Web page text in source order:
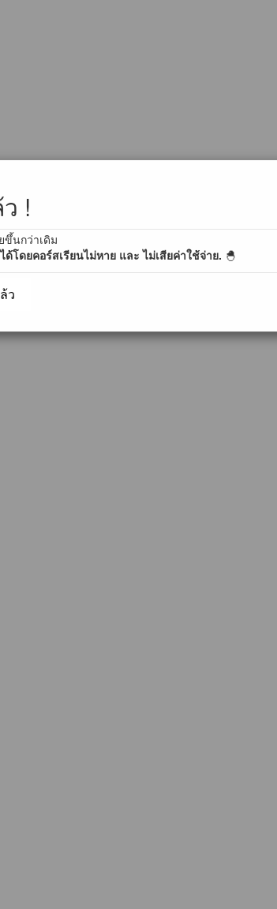
!
ขึ้นกว่าเดิม
โดยคอร์สเรียนไม่หาย และ ไม่เสียค่าใช้จ่าย. 🐣
ว